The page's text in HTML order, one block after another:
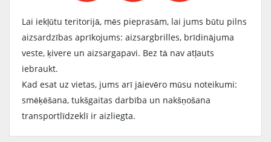
Lai iekļūtu teritorijā, mēs pieprasām, lai jums būtu pilns
aizsardzības aprīkojums: aizsargbrilles, brīdinājuma
veste, ķivere un aizsargapavi. Bez tā nav atļauts
iebraukt.
Kad esat uz vietas, jums arī jāievēro mūsu noteikumi:
smēķēšana, tukšgaitas darbība un nakšņošana
transportlīdzeklī ir aizliegta.